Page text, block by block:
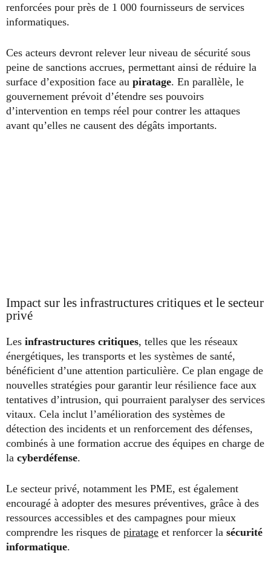
renforcées pour près de 1 000 fournisseurs de services
informatiques.
Ces acteurs devront relever leur niveau de sécurité sous
peine de sanctions accrues, permettant ainsi de réduire la
surface d’exposition face au piratage. En parallèle, le
gouvernement prévoit d’étendre ses pouvoirs
d’intervention en temps réel pour contrer les attaques
avant qu’elles ne causent des dégâts importants.
Impact sur les infrastructures critiques et le secteur
privé
Les infrastructures critiques, telles que les réseaux
énergétiques, les transports et les systèmes de santé,
bénéficient d’une attention particulière. Ce plan engage de
nouvelles stratégies pour garantir leur résilience face aux
tentatives d’intrusion, qui pourraient paralyser des services
vitaux. Cela inclut l’amélioration des systèmes de
détection des incidents et un renforcement des défenses,
combinés à une formation accrue des équipes en charge de
la cyberdéfense.
Le secteur privé, notamment les PME, est également
encouragé à adopter des mesures préventives, grâce à des
ressources accessibles et des campagnes pour mieux
comprendre les risques de piratage et renforcer la sécurité
informatique.